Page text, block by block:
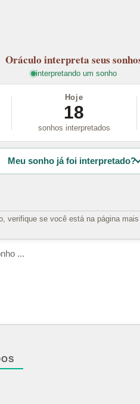
Oráculo interpreta seus
interpretando um sonho
Hoje
18
sonhos interpretados
Meu sonho já foi interpretado?
verifique se você está na página